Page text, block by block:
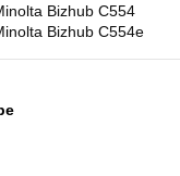
Bizhub C554
Bizhub C554e